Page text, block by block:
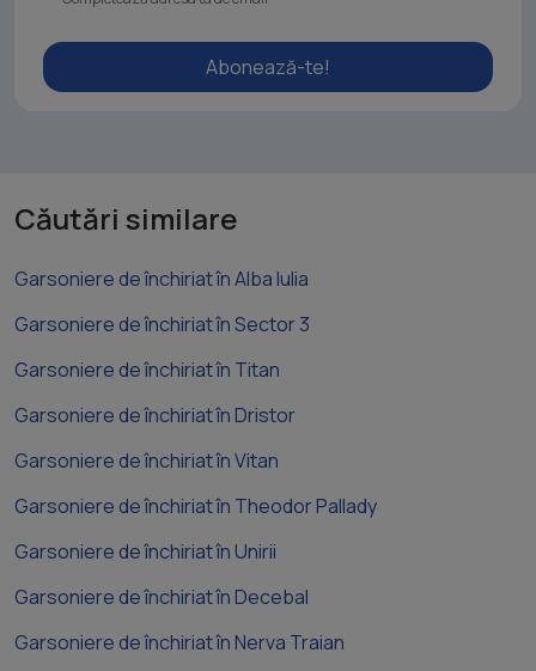
Abonează-te!
Căutări similare
Garsoniere de închiriat în Alba Iulia
Garsoniere de închiriat în Sector 3
Garsoniere de închiriat în Titan
Garsoniere de închiriat în Dristor
Garsoniere de închiriat în Vitan
Garsoniere de închiriat în Theodor Pallady
Garsoniere de închiriat în Unirii
Garsoniere de închiriat în Decebal
Garsoniere de închiriat în Nerva Traian